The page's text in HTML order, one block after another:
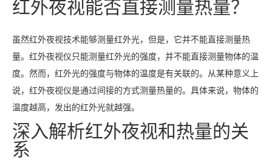
红外夜视能否直接测量热量？
虽然红外夜视技术能够测量红外光，但是，它并不能直接测量热
量。红外夜视仪只能测量红外光的强度，并不能直接测量物体的温
度。然而，红外光的强度与物体的温度是有关联的。从某种意义上
说，红外夜视仪是通过间接的方式测量热量的。具体来说，物体的
温度越高，发出的红外光就越强。
深入解析红外夜视和热量的关
系